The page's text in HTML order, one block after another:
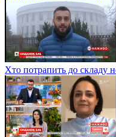
Хто потрапить до складу